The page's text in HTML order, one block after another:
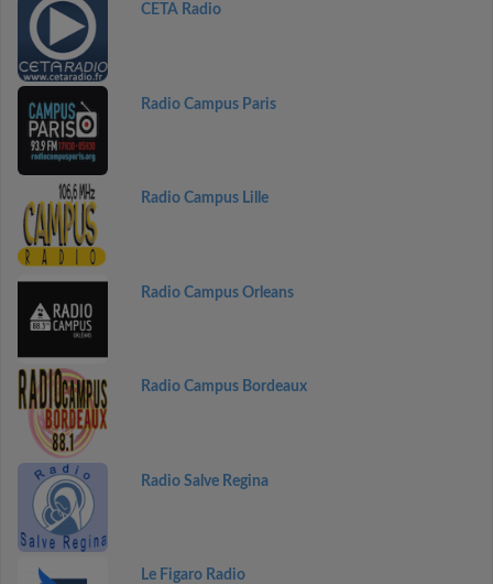
CETA Radio
Radio Campus Paris
Radio Campus Lille
Radio Campus Orleans
Radio Campus Bordeaux
Radio Salve Regina
Le Figaro Radio